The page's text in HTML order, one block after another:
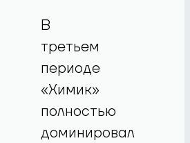
В
третьем
периоде
«Химик»
полностью
доминировал